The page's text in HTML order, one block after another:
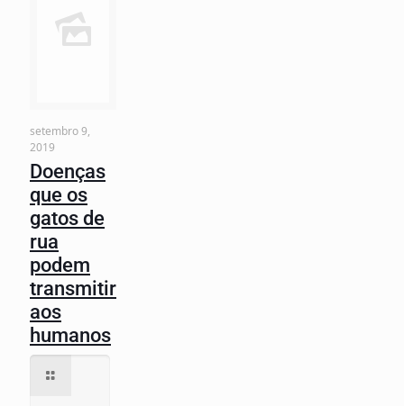
setembro 9,
2019
Doenças
que os
gatos de
rua
podem
transmitir
aos
humanos